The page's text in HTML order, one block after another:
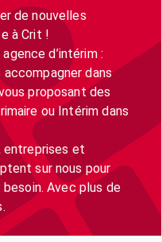
de nouvelles
à Crit !
d’intérim :
dans
proposant des
ou Intérim dans
entreprises et
sur nous pour
Avec plus de